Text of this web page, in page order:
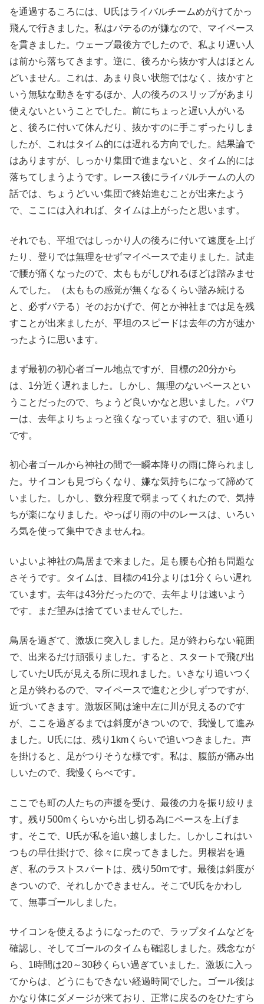
を通過するころには、U氏はライバルチームめがけてかっ
飛んで行きました。私はバテるのが嫌なので、マイペース
を貫きました。ウェーブ最後方でしたので、私より遅い人
は前から落ちてきます。逆に、後ろから抜かす人はほとん
どいません。これは、あまり良い状態ではなく、抜かすと
いう無駄な動きをするほか、人の後ろのスリップがあまり
使えないということでした。前にちょっと遅い人がいる
と、後ろに付いて休んだり、抜かすのに手こずったりしま
したが、これはタイム的には遅れる方向でした。結果論で
はありますが、しっかり集団で進まないと、タイム的には
落ちてしまうようです。レース後にライバルチームの人の
話では、ちょうどいい集団で終始進むことが出来たよう
で、ここには入れれば、タイムは上がったと思います。
それでも、平坦ではしっかり人の後ろに付いて速度を上げ
たり、登りでは無理をせずマイペースで走りました。試走
で腰が痛くなったので、太ももがしびれるほどは踏みませ
んでした。（太ももの感覚が無くなるくらい踏み続ける
と、必ずバテる）そのおかげで、何とか神社までは足を残
すことが出来ましたが、平坦のスピードは去年の方が速か
ったように思います。
まず最初の初心者ゴール地点ですが、目標の20分から
は、1分近く遅れました。しかし、無理のないペースとい
うことだったので、ちょうど良いかなと思いました。パワ
ーは、去年よりちょっと強くなっていますので、狙い通り
です。
初心者ゴールから神社の間で一瞬本降りの雨に降られまし
た。サイコンも見づらくなり、嫌な気持ちになって諦めて
いました。しかし、数分程度で弱まってくれたので、気持
ちが楽になりました。やっぱり雨の中のレースは、いろい
ろ気を使って集中できませんね。
いよいよ神社の鳥居まで来ました。足も腰も心拍も問題な
さそうです。タイムは、目標の41分よりは1分くらい遅れ
ています。去年は43分だったので、去年よりは速いよう
です。まだ望みは捨てていませんでした。
鳥居を過ぎて、激坂に突入しました。足が終わらない範囲
で、出来るだけ頑張りました。すると、スタートで飛び出
していたU氏が見える所に現れました。いきなり追いつく
と足が終わるので、マイペースで進むと少しずつですが、
近づいてきます。激坂区間は途中左に川が見えるのです
が、ここを過ぎるまでは斜度がきついので、我慢して進み
ました。U氏には、残り1kmくらいで追いつきました。声
を掛けると、足がつりそうな様です。私は、腹筋が痛み出
しいたので、我慢くらべです。
ここでも町の人たちの声援を受け、最後の力を振り絞りま
す。残り500mくらいから出し切る為にペースを上げま
す。そこで、U氏が私を追い越しました。しかしこれはい
つもの早仕掛けで、徐々に戻ってきました。男根岩を過
ぎ、私のラストスパートは、残り50mです。最後は斜度が
きついので、それしかできません。そこでU氏をかわし
て、無事ゴールしました。
サイコンを使えるようになったので、ラップタイムなどを
確認し、そしてゴールのタイムも確認しました。残念なが
ら、1時間は20～30秒くらい過ぎていました。激坂に入っ
てからは、どうにもできない経過時間でした。ゴール後は
かなり体にダメージが来ており、正常に戻るのをひたすら